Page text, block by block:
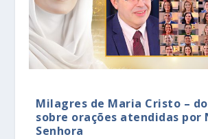
Milagres de Maria Cristo –
sobre orações atendidas por
Senhora